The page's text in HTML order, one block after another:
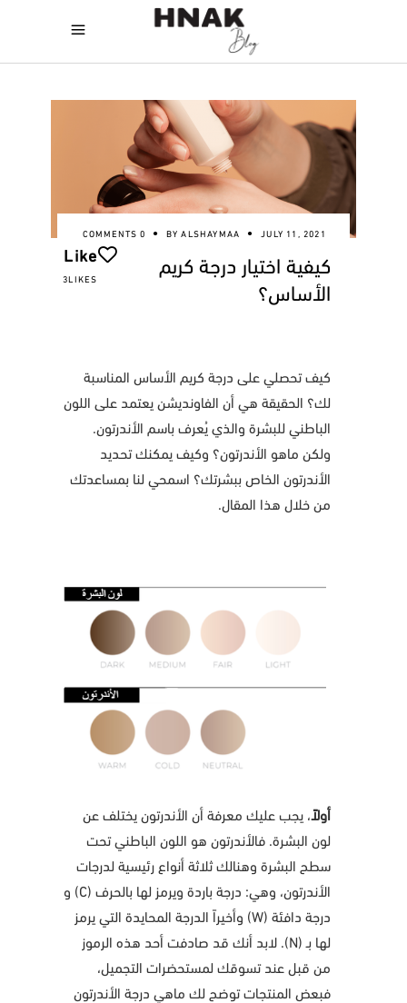
JULY 11, 2021
BYALSHAYMAA
0 COMMENTS
Like
3LIKES
كيفية اختيار درجة كريم
الأساس؟
كيف تحصلي على درجة كريم الأساس المناسبة
لك؟ الحقيقة هي أن الفاونديشن يعتمد على اللون
الباطني للبشرة والذي يُعرف باسم الأندرتون.
ولكن ماهو الأندرتون؟ وكيف يمكنك تحديد
الأندرتون الخاص ببشرتك؟ اسمحي لنا بمساعدتك
من خلال هذا المقال.
أولاً، يجب عليك معرفة أن الأندرتون يختلف عن
لون البشرة. فالأندرتون هو اللون الباطني تحت
سطح البشرة وهنالك ثلاثة أنواع رئيسية لدرجات
الأندرتون، وهي:
درجة باردة ويرمز لها بالحرف (C) و
درجة دافئة (W) وأخيراً الدرجة المحايدة التي يرمز
لها بـ (N). لابد أنك قد صادفت أحد هذه الرموز
من قبل عند تسوقك لمستحضرات التجميل،
فبعض المنتجات توضح لك ماهي درجة الأندرتون